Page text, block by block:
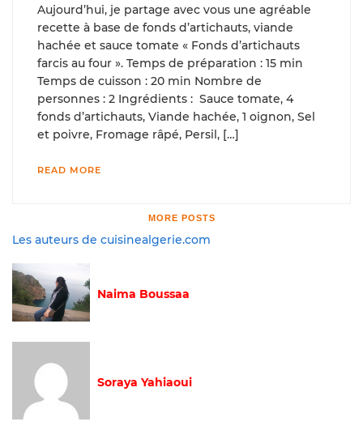
Aujourd’hui, je partage avec vous une agréable
recette à base de fonds d’artichauts, viande
hachée et sauce tomate « Fonds d’artichauts
farcis au four ». Temps de préparation : 15 min
Temps de cuisson : 20 min Nombre de
personnes : 2 Ingrédients : Sauce tomate, 4
fonds d’artichauts, Viande hachée, 1 oignon, Sel
et poivre, Fromage râpé, Persil, […]
READ MORE
MORE POSTS
Les auteurs de cuisinealgerie.com
Naima Boussaa
Soraya Yahiaoui